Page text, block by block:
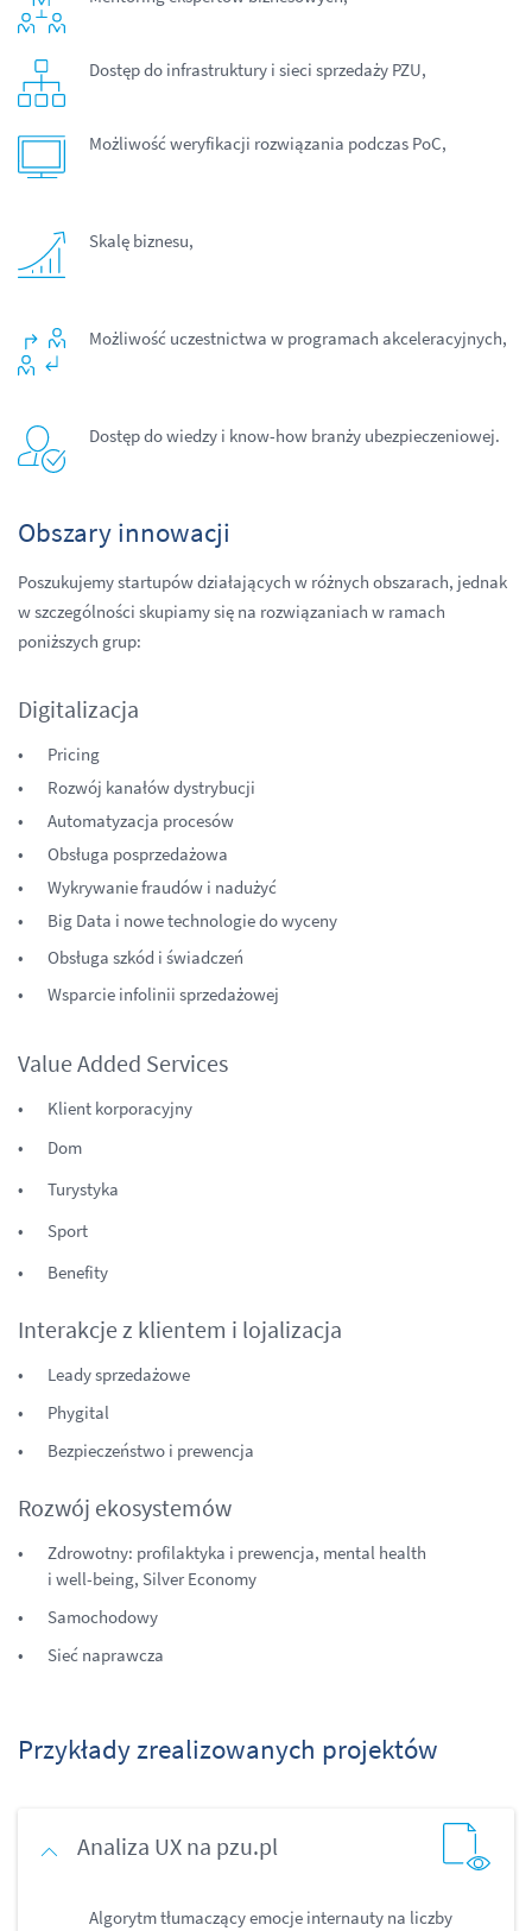
Dostęp do infrastruktury i sieci sprzedaży PZU,
Możliwość weryfikacji rozwiązania podczas PoC,
Skalę biznesu,
Możliwość uczestnictwa w programach akceleracyjnych,
Dostęp do wiedzy i know-how branży ubezpieczeniowej.
Obszary innowacji
Poszukujemy startupów działających w różnych obszarach, jednak
w szczególności skupiamy się na rozwiązaniach w ramach
poniższych grup:
Digitalizacja
Pricing
Rozwój kanałów dystrybucji
Automatyzacja procesów
Obsługa posprzedażowa
Wykrywanie fraudów i nadużyć
Big Data i nowe technologie do wyceny
Obsługa szkód i świadczeń
Wsparcie infolinii sprzedażowej
Value Added Services
Klient korporacyjny
Dom
Turystyka
Sport
Benefity
Interakcje z klientem i lojalizacja
Leady sprzedażowe
Phygital
Bezpieczeństwo i prewencja
Rozwój ekosystemów
Zdrowotny: profilaktyka i prewencja, mental health
i well-being, Silver Economy
Samochodowy
Sieć naprawcza
Przykłady zrealizowanych projektów
Analiza UX na pzu.pl
Algorytm tłumaczący emocje internauty na liczby